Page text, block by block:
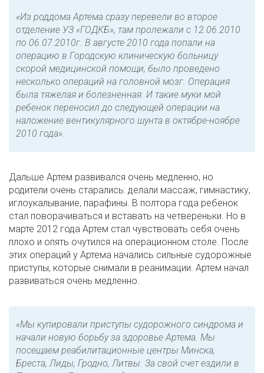
«Из роддома Артема сразу перевели во второе
отделение УЗ «ГОДКБ», там пролежали с 12.06.2010
по 06.07.2010г. В августе 2010 года попали на
операцию в Городскую клиническую больницу
скорой медицинской помощи, было проведено
несколько операций на головной мозг. Операция
была тяжелая и болезненная. И такие муки мой
ребенок переносил до следующей операции на
наложение вентикулярного шунта в октябре-ноябре
2010 года».
Дальше Артем развивался очень медленно, но
родители очень старались: делали массаж, гимнастику,
иглоукалывание, парафины. В полтора года ребенок
стал поворачиваться и вставать на четвереньки. Но в
марте 2012 года Артем стал чувствовать себя очень
плохо и опять очутился на операционном столе. После
этих операций у Артема начались сильные судорожные
приступы, которые снимали в реанимации. Артем начал
развиваться очень медленно.
«Мы купировали приступы судорожного синдрома и
начали новую борьбу за здоровье Артема. Мы
посещаем реабилитационные центры Минска,
Бреста, Лиды, Гродно, Литвы. За свой счет ездили в